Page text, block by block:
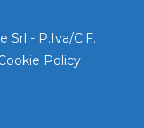
Srl - P.Iva/C.F.
Policy